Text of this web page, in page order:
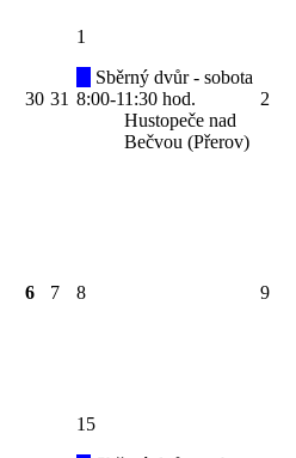
30 31
1
Sběrný dvůr - sobota
8:00-11:30 hod.
Hustopeče nad
Bečvou (Přerov)
2
6 7 8 9
15